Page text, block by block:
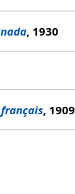
, 1930
, 1909